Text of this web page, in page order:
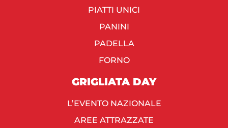
PIATTI UNICI
PANINI
PADELLA
FORNO
GRIGLIATA DAY
L’EVENTO NAZIONALE
AREE ATTRAZZATE